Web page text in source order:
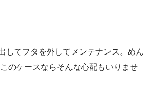
してフタを外してメンテナンス。めん
のケースならそんな心配もいりませ